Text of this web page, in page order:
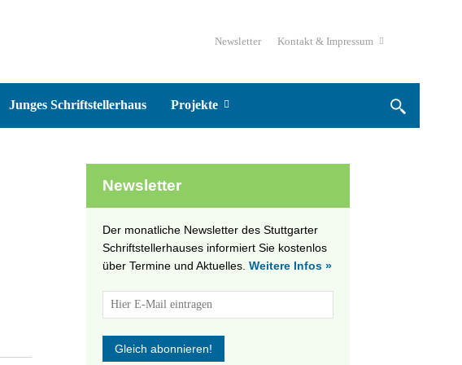
Newsletter Kontakt & Impressum
Junges Schriftstellerhaus Projekte
Newsletter
Der monatliche Newsletter des Stuttgarter
Schriftstellerhauses informiert Sie kostenlos
über Termine und Aktuelles. Weitere Infos »